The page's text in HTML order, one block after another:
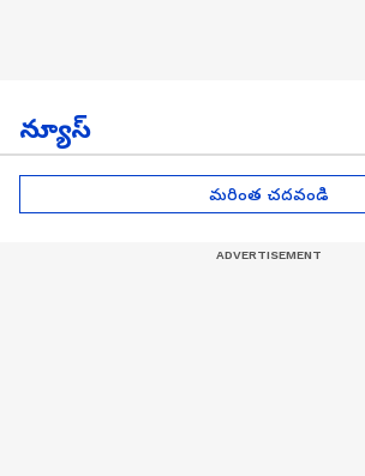
న్యూస్
మరింత చదవండి